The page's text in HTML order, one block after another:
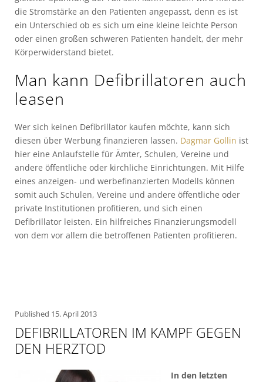
die Stromstärke an den Patienten angepasst, denn es ist
ein Unterschied ob es sich um eine kleine leichte Person
oder einen großen schweren Patienten handelt, der mehr
Körperwiderstand bietet.
Man kann Defibrillatoren auch
leasen
Wer sich keinen Defibrillator kaufen möchte, kann sich
diesen über Werbung finanzieren lassen. Dagmar Gollin ist
hier eine Anlaufstelle für Ämter, Schulen, Vereine und
andere öffentliche oder kirchliche Einrichtungen. Mit Hilfe
eines anzeigen- und werbefinanzierten Modells können
somit auch Schulen, Vereine und andere öffentliche oder
private Institutionen profitieren, und sich einen
Defibrillator leisten. Ein hilfreiches Finanzierungsmodell
von dem vor allem die betroffenen Patienten profitieren.
Published 15. April 2013
DEFIBRILLATOREN IM KAMPF GEGEN
DEN HERZTOD
In den letzten